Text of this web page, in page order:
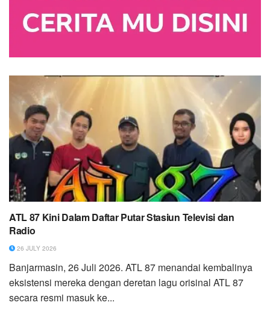
ATL 87 Kini Dalam Daftar Putar Stasiun Televisi dan
Radio
26 JULY 2026
Banjarmasin, 26 Juli 2026. ATL 87 menandai kembalinya
eksistensi mereka dengan deretan lagu orisinal ATL 87
secara resmi masuk ke...